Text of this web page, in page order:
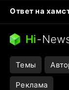
Ответ на
Бензин 100 и
Следующая
Hi-
Темы
Реклама